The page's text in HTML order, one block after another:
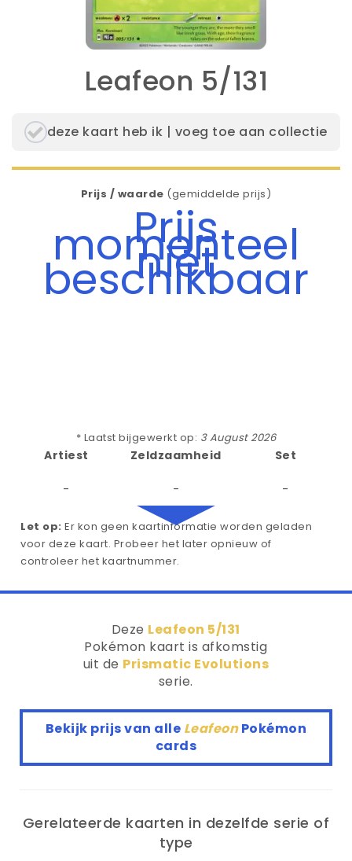
Leafeon 5/131
deze kaart heb ik | voeg toe aan collectie
Prijs / waarde (gemiddelde prijs)
Prijs
momenteel
niet
beschikbaar
* Laatst bijgewerkt op: 3 August 2026
Artiest
-
Zeldzaamheid
-
Set
-
Let op: Er kon geen kaartinformatie worden geladen
voor deze kaart. Probeer het later opnieuw of
controleer het kaartnummer.
Deze Leafeon 5/131
Pokémon kaart is afkomstig
uit de Prismatic Evolutions
serie.
Bekijk prijs van alle LeafeonPokémon
cards
Gerelateerde kaarten in dezelfde serie of
type